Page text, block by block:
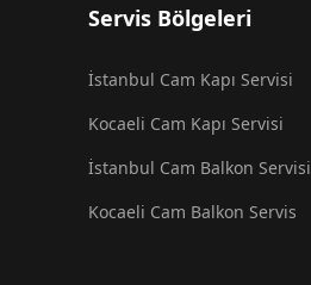
Servis Bölgeleri
İstanbul Cam Kapı Servisi
Kocaeli Cam Kapı Servisi
İstanbul Cam Balkon Servisi
Kocaeli Cam Balkon Servis